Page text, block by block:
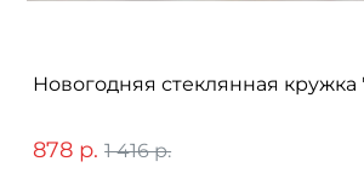
Новогодняя стеклянная
878 р. 1 416 р.